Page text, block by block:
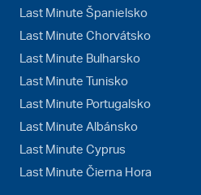
Last Minute Španielsko
Last Minute Chorvátsko
Last Minute Bulharsko
Last Minute Tunisko
Last Minute Portugalsko
Last Minute Albánsko
Last Minute Cyprus
Last Minute Čierna Hora